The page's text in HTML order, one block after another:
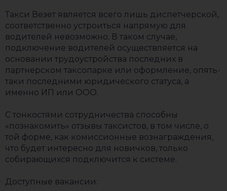
Такси Везет является всего лишь диспетчерской,
соответственно устроиться напрямую для
водителей невозможно. В таком случае,
подключение водителей осуществляется на
основании трудоустройства последних в
партнерском таксопарке или оформление, опять-
таки последними юридического статуса, а
именно ИП или ООО.
С тонкостями сотрудничества способны
«познакомить» отзывы таксистов, в том числе, о
той форме, как комиссионные вознаграждения,
что будет интересно для новичков, только
собирающихся подключится к системе.
Доступные вакансии: